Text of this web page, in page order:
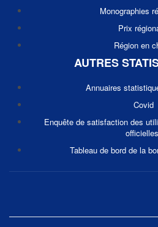
Monographies
Prix
Région en
AUTRES
Annuaires
Covid
Enquête de satisfaction des
officielles
Tableau de bord de la